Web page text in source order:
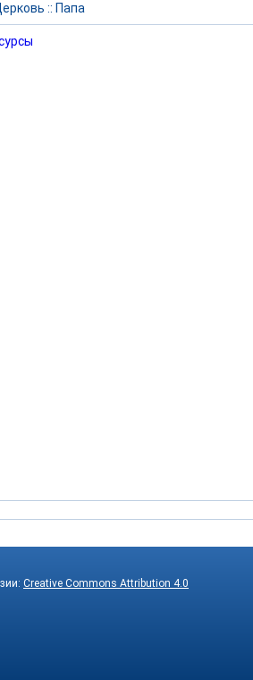
:: Папа
Creative Commons Attribution 4.0